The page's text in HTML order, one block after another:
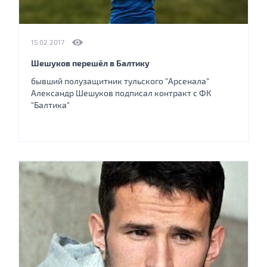
15.02.2017
Шешуков перешёл в Балтику
бывший полузащитник тульского "Арсенала"
Александр Шешуков подписал контракт с ФК
"Балтика"